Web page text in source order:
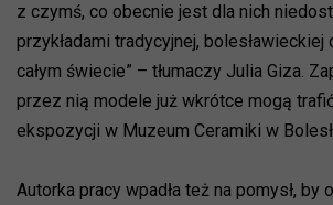
z czymś, co obecnie jest dla nich
przykładami tradycyjnej, bolesławieckiej
całym świecie” – tłumaczy Julia Giza.
przez nią modele już wkrótce mogą
ekspozycji w Muzeum Ceramiki w
Autorka pracy wpadła też na pomysł, by